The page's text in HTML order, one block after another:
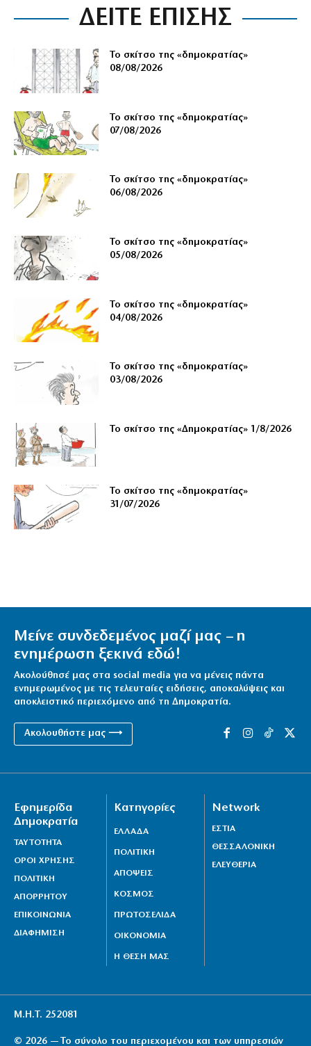
ΔΕΙΤΕ ΕΠΙΣΗΣ
Το σκίτσο της «δημοκρατίας»
08/08/2026
Το σκίτσο της «δημοκρατίας»
07/08/2026
Το σκίτσο της «δημοκρατίας»
06/08/2026
Το σκίτσο της «δημοκρατίας»
05/08/2026
Το σκίτσο της «δημοκρατίας»
04/08/2026
Το σκίτσο της «δημοκρατίας»
03/08/2026
Το σκίτσο της «Δημοκρατίας» 1/8/2026
Το σκίτσο της «δημοκρατίας»
31/07/2026
Μείνε συνδεδεμένος μαζί μας – η
ενημέρωση ξεκινά εδώ!
Ακολούθησέ μας στα social media για να μένεις πάντα
ενημερωμένος με τις τελευταίες ειδήσεις, αποκαλύψεις και
αποκλειστικό περιεχόμενο από τη Δημοκρατία.
Ακολουθήστε μας ⟶
Εφημερίδα
Δημοκρατία
ΤΑΥΤΟΤΗΤΑ
ΟΡΟΙ ΧΡΗΣΗΣ
ΠΟΛΙΤΙΚΗ
ΑΠΟΡΡΗΤΟΥ
ΕΠΙΚΟΙΝΩΝΙΑ
ΔΙΑΦΗΜΙΣΗ
Κατηγορίες
ΕΛΛΑΔΑ
ΠΟΛΙΤΙΚΗ
ΑΠΟΨΕΙΣ
ΚΟΣΜΟΣ
ΠΡΩΤΟΣΕΛΙΔΑ
ΟΙΚΟΝΟΜΙΑ
Η ΘΕΣΗ ΜΑΣ
Network
ΕΣΤΙΑ
ΘΕΣΣΑΛΟΝΙΚΗ
ΕΛΕΥΘΕΡΙΑ
Μ.Η.Τ. 252081
© 2026 — Το σύνολο του περιεχομένου και των υπηρεσιών